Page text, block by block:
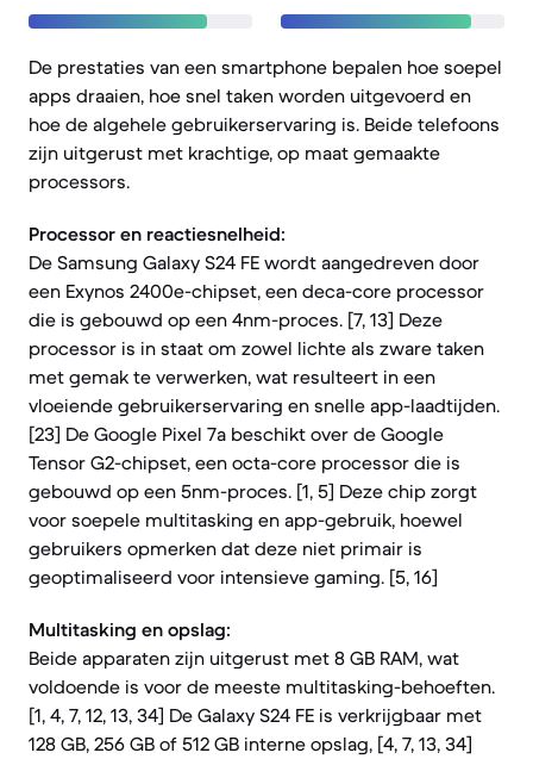
De prestaties van een smartphone bepalen hoe soepel
apps draaien, hoe snel taken worden uitgevoerd en
hoe de algehele gebruikerservaring is. Beide telefoons
zijn uitgerust met krachtige, op maat gemaakte
processors.
Processor en reactiesnelheid:
De Samsung Galaxy S24 FE wordt aangedreven door
een Exynos 2400e-chipset, een deca-core processor
die is gebouwd op een 4nm-proces. [7, 13] Deze
processor is in staat om zowel lichte als zware taken
met gemak te verwerken, wat resulteert in een
vloeiende gebruikerservaring en snelle app-laadtijden.
[23] De Google Pixel 7a beschikt over de Google
Tensor G2-chipset, een octa-core processor die is
gebouwd op een 5nm-proces. [1, 5] Deze chip zorgt
voor soepele multitasking en app-gebruik, hoewel
gebruikers opmerken dat deze niet primair is
geoptimaliseerd voor intensieve gaming. [5, 16]
Multitasking en opslag:
Beide apparaten zijn uitgerust met 8 GB RAM, wat
voldoende is voor de meeste multitasking-behoeften.
[1, 4, 7, 12, 13, 34] De Galaxy S24 FE is verkrijgbaar met
128 GB, 256 GB of 512 GB interne opslag, [4, 7, 13, 34]